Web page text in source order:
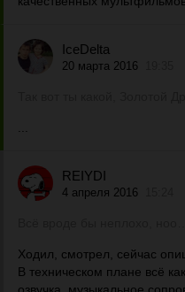
IceDelta
20 марта 2016
REIYDI
4 апреля 2016
Ходил, смотрел, сейчас
В техническом плане всё